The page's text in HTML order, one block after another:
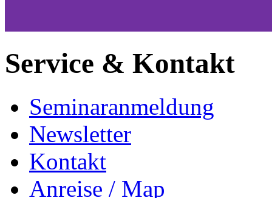
Service & Kontakt
Seminaranmeldung
Newsletter
Kontakt
Anreise / Map